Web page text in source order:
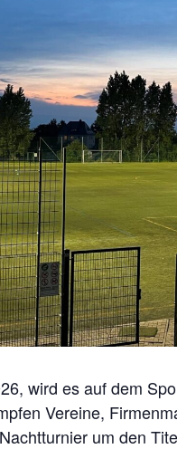
wird es auf dem
Vereine,
um den